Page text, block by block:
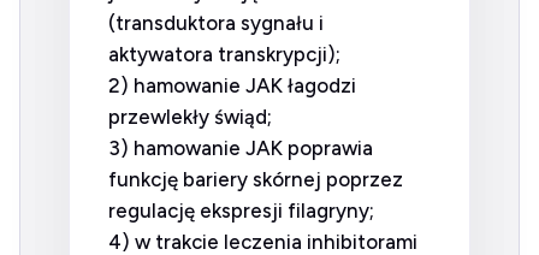
(transduktora sygnału i
aktywatora transkrypcji);
2) hamowanie JAK łagodzi
przewlekły świąd;
3) hamowanie JAK poprawia
funkcję bariery skórnej poprzez
regulację ekspresji filagryny;
4) w trakcie leczenia inhibitorami